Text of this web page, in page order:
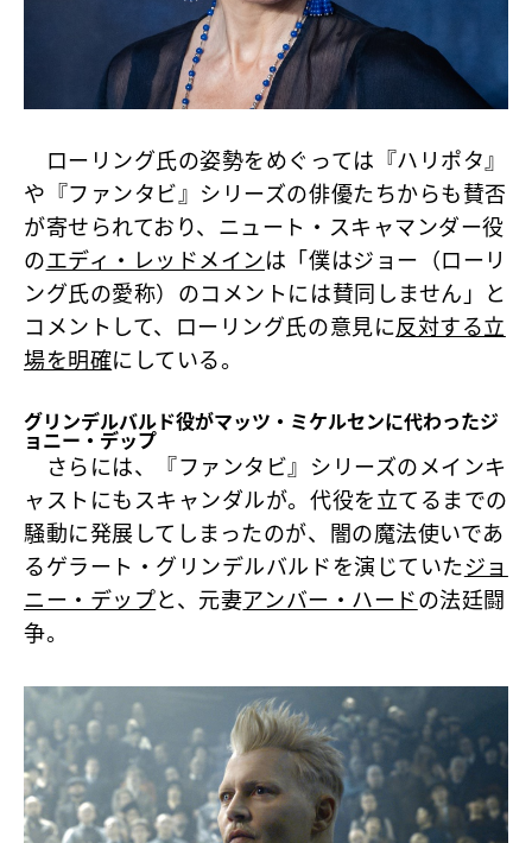
ローリング氏の姿勢をめぐっては『ハリポタ』
や『ファンタビ』シリーズの俳優たちからも賛否
が寄せられており、ニュート・スキャマンダー役
のエディ・レッドメインは「僕はジョー（ローリ
ング氏の愛称）のコメントには賛同しません」と
コメントして、ローリング氏の意見に反対する立
場を明確にしている。
グリンデルバルド役がマッツ・ミケルセンに代わったジ
ョニー・デップ
さらには、『ファンタビ』シリーズのメインキ
ャストにもスキャンダルが。代役を立てるまでの
騒動に発展してしまったのが、闇の魔法使いであ
るゲラート・グリンデルバルドを演じていたジョ
ニー・デップと、元妻アンバー・ハードの法廷闘
争。